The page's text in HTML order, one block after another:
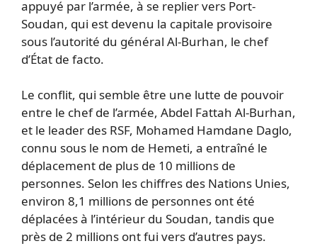
appuyé par l’armée, à se replier vers Port-
Soudan, qui est devenu la capitale provisoire
sous l’autorité du général Al-Burhan, le chef
d’État de facto.
Le conflit, qui semble être une lutte de pouvoir
entre le chef de l’armée, Abdel Fattah Al-Burhan,
et le leader des RSF, Mohamed Hamdane Daglo,
connu sous le nom de Hemeti, a entraîné le
déplacement de plus de 10 millions de
personnes. Selon les chiffres des Nations Unies,
environ 8,1 millions de personnes ont été
déplacées à l’intérieur du Soudan, tandis que
près de 2 millions ont fui vers d’autres pays.